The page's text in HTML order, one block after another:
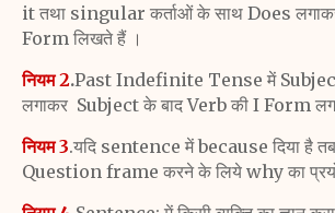
it तथा singular कर्ताओं के साथ Does
Form लिखते हैं ।
नियम 2.Past Indefinite Tense में
लगाकर Subject के बाद Verb की I Form
नियम 3.यदि sentence में because दिया है तब
Question frame करने के लिये why का